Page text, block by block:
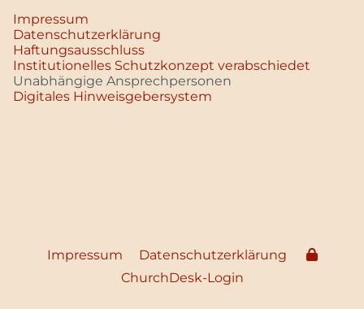
Impressum
Datenschutz­erklärung
Haftungsausschluss
Institutionelles Schutzkonzept verabschiedet
Unabhängige Ansprechpersonen
Digitales Hinweisgebersystem
Impressum
Datenschutzerklärung
ChurchDesk-Login